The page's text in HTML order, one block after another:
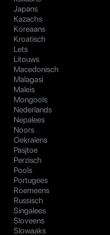
Japans
Kazachs
Koreaans
Kroatisch
Lets
Litouws
Macedonisch
Malagasi
Maleis
Mongools
Nederlands
Nepalees
Noors
Oekraïens
Pasjtoe
Perzisch
Pools
Portugees
Roemeens
Russisch
Singalees
Sloveens
Slowaaks